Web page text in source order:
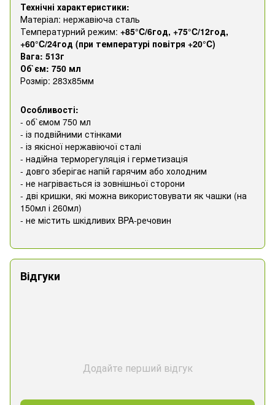
Технічні характеристики:
Матеріал: нержавіюча сталь
Температурний режим: +85°C/6год, +75°C/12год,
+60°C/24год (при температурі повітря +20°C)
Вага: 513г
Об`єм: 750 мл
Розмір: 283х85мм
Особливості:
- об`ємом 750 мл
- із подвійними стінками
- із якісної нержавіючої сталі
- надійна терморегуляція і герметизація
- довго зберігає напій гарячим або холодним
- не нагрівається із зовнішньої сторони
- дві кришки, які можна використовувати як чашки (на
150мл і 260мл)
- не містить шкідливих BPA-речовин
Відгуки
Додайте перший відгук